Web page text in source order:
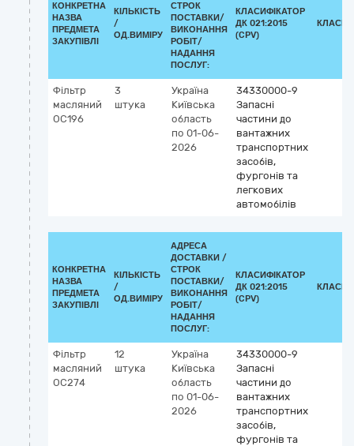
КОНКРЕТНА
НАЗВА
ПРЕДМЕТА
ЗАКУПІВЛІ
КІЛЬКІСТЬ
/
ОД.ВИМІРУ
СТРОК
ПОСТАВКИ/
ВИКОНАННЯ
РОБІТ/
НАДАННЯ
ПОСЛУГ:
КЛАСИФІКАТОР
ДК 021:2015
(CPV)
Фільтр
масляний
OC196
3
штука
Україна
Київська
область
по 01-06-
2026
34330000-9
Запасні
частини до
вантажних
транспортних
засобів,
фургонів та
легкових
автомобілів
КОНКРЕТНА
НАЗВА
ПРЕДМЕТА
ЗАКУПІВЛІ
КІЛЬКІСТЬ
/
ОД.ВИМІРУ
АДРЕСА
ДОСТАВКИ /
СТРОК
ПОСТАВКИ/
ВИКОНАННЯ
РОБІТ/
НАДАННЯ
ПОСЛУГ:
КЛАСИФІКАТОР
ДК 021:2015
(CPV)
Фільтр
масляний
OC274
12
штука
Україна
Київська
область
по 01-06-
2026
34330000-9
Запасні
частини до
вантажних
транспортних
засобів,
фургонів та